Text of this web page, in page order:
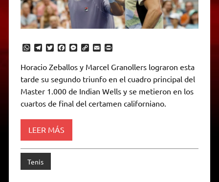
W
t
s
p
p
T
l
e
g
a
m
T
t
t
r
F
c
e
b
o
k
M
s
e
g
e
r
C
p
y
L
i
n
k
E
i
l
P
i
n
t
F
r
i
e
Horacio Zeballos y Marcel Granollers lograron esta
tarde su segundo triunfo en el cuadro principal del
Master 1.000 de Indian Wells y se metieron en los
cuartos de final del certamen californiano.
LEER MÁS
Tenis